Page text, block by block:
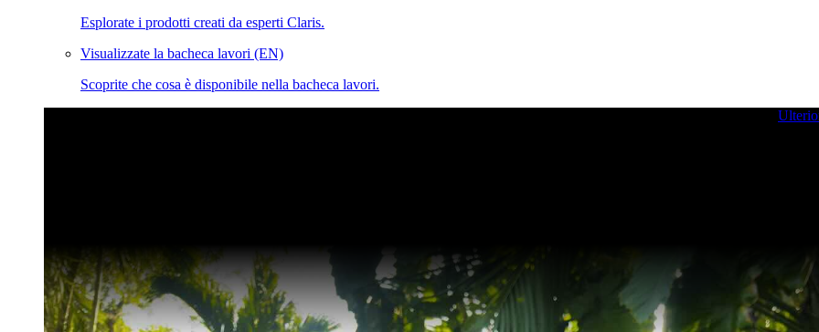
Esplorate i prodotti creati da esperti Claris.
Visualizzate la bacheca lavori (EN)
Scoprite che cosa è disponibile nella bacheca lavori.